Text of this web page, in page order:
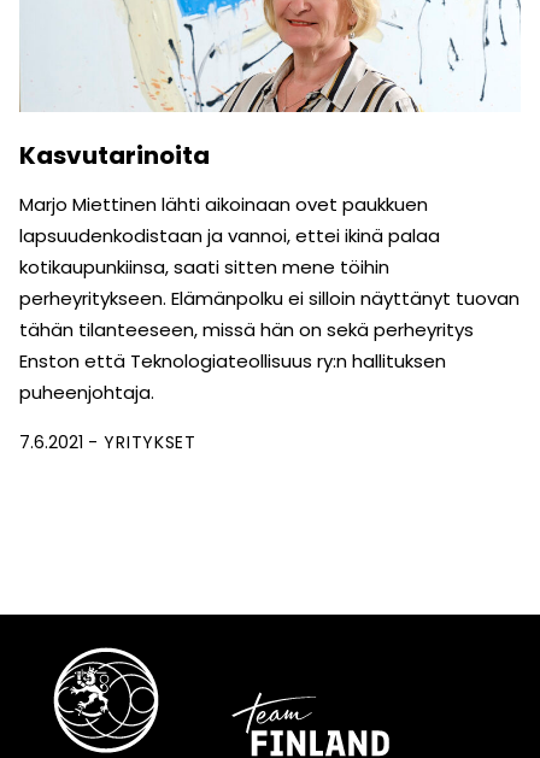
Kasvutarinoita
Marjo Miettinen lähti aikoinaan ovet paukkuen
lapsuuden­kodistaan ja vannoi, ettei ikinä palaa
kotikaupunkiinsa, saati sitten mene töihin
perheyritykseen. Elämänpolku ei silloin näyttänyt tuovan
tähän tilanteeseen, missä hän on sekä perheyritys
Enston että Teknologiateollisuus ry:n hallituksen
puheenjohtaja.
7.6.2021 YRITYKSET